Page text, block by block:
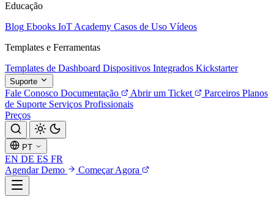
Educação
Blog Ebooks IoT Academy Casos de Uso Vídeos
Templates e Ferramentas
Templates de Dashboard Dispositivos Integrados Kickstarter
Suporte
Fale Conosco Documentação Abrir um Ticket Parceiros Planos
de Suporte Serviços Profissionais
Preços
PT
EN DE ES FR
Agendar Demo
Começar Agora